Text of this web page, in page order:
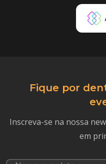
Fique por
Inscreva-se na nossa
em